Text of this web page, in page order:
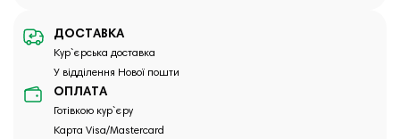
ДОСТАВКА
Кур`єрська доставка
У відділення Нової пошти
ОПЛАТА
Готівкою кур`єру
Карта Visa/Mastercard